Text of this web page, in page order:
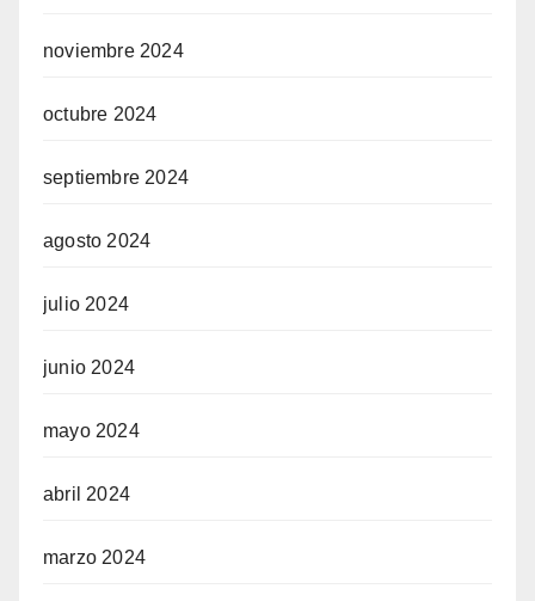
noviembre 2024
octubre 2024
septiembre 2024
agosto 2024
julio 2024
junio 2024
mayo 2024
abril 2024
marzo 2024